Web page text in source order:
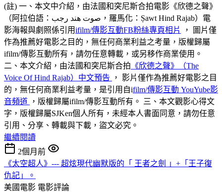
(註) 一、本文中介紹，由法國和突尼斯合拍電影《欣德之聲》
（阿拉伯語：صوت هند رجب，羅馬化：Ṣawt Hind Rajab）電
影海報與劇照係引用ifilm/傳影互動FB粉絲專頁相片
， 圖片僅
作為推薦好電影之目的，無任何商業利益之考量，版權歸屬
ifilm/傳影互動所有，請勿任意轉載，或另移作商業使用。
二、本文介紹，由法國和突尼斯合拍 《欣德之聲》（The
Voice Of Hind Rajab）中文預告
， 影片僅作為推薦好電影之目
的，無任何商業利益考量，是引用自ifilm/傳影互動 YouYube影
音頻道 ，版權歸屬ifilm/傳影互動所有。 三、本文觀影心得文
字，版權歸屬SJKen個人所有，未經本人書面同意，請勿任意
引用、分享、轉載與下載，盜文必究。
繼續閱讀
2個月前
《太空超人》--- 超炫現代幽默版的「 王者之劍 」+「王子復
仇記」。
美國電影 電影評論